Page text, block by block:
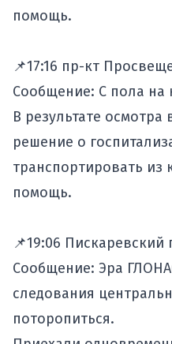
помощь.
📌17:16 пр-кт
Сообщение: С пола на
В результате
решение о
транспортировать
помощь.
📌19:06
Сообщение: Эра
следования
поторопиться.